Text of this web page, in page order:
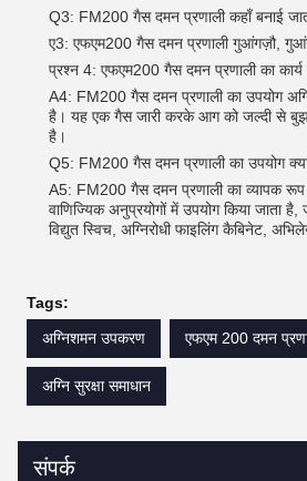
Q3: FM200 गैस दमन प्रणाली कहाँ बनाई
ए3: एफएम200 गैस दमन प्रणाली गुआंगज़ौ,
प्रश्न 4: एफएम200 गैस दमन प्रणाली का कार्य
A4: FM200 गैस दमन प्रणाली का उपयोग
है। यह एक गैस जारी करके आग को जल्दी से
है।
Q5: FM200 गैस दमन प्रणाली का उपयोग
A5: FM200 गैस दमन प्रणाली का व्यापक
वाणिज्यिक अनुप्रयोगों में उपयोग किया जाता
विद्युत स्विच, अग्निरोधी फाइलिंग कैबिनेट,
Tags:
अग्निशमन उपकरण
एफएम 200 दमन
अग्नि सुरक्षा समाधान
संपर्क